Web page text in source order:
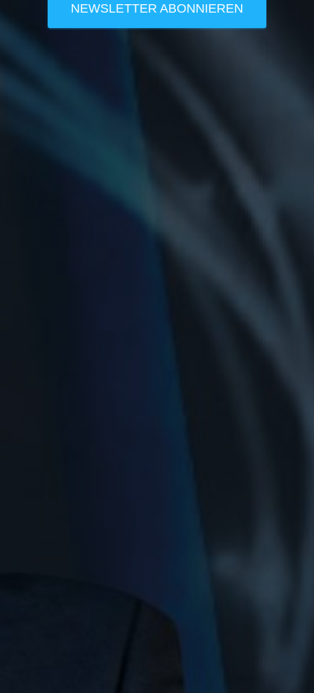
NEWSLETTER ABONNIEREN